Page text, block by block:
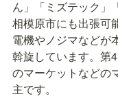
ん」「ミズテック」
相模原市にも出張可
電機やノジマなどが
斡旋しています。第
のマーケットなどの
主です。